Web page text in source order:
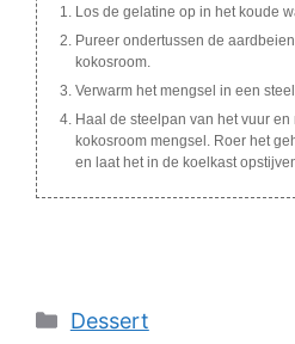
Los de gelatine op in het koude
Pureer ondertussen de
kokosroom.
Verwarm het mengsel in een
Haal de steelpan van het vuur
kokosroom mengsel. Roer het
en laat het in de koelkast
Categories
Dessert